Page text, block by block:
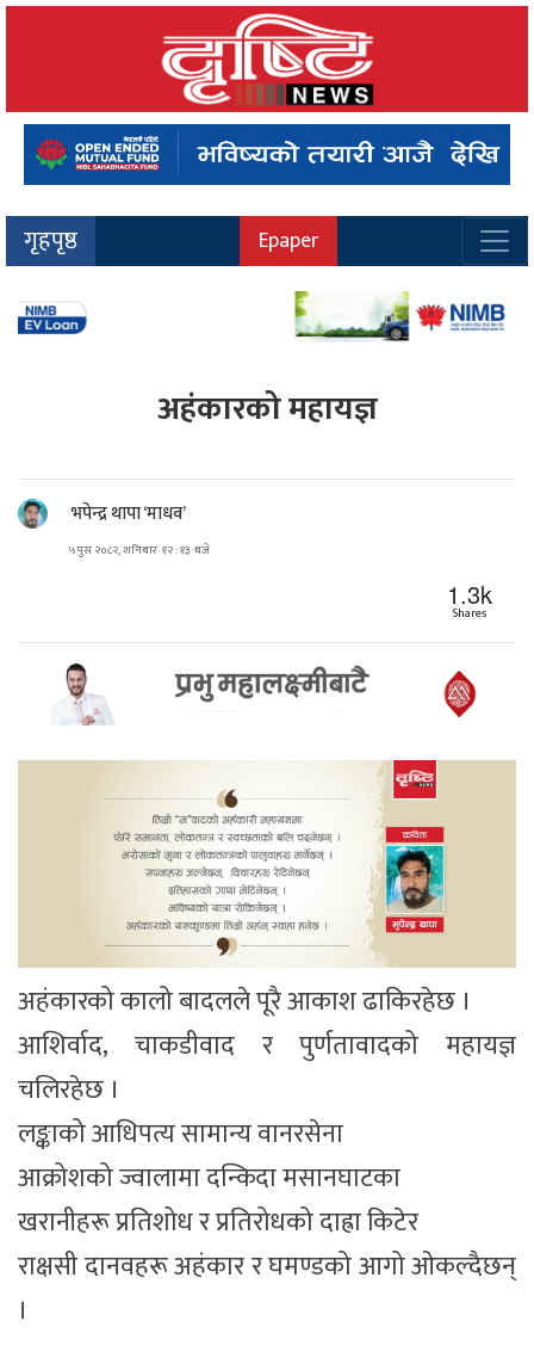
गृहपृष्ठ Epaper
अहंकारको महायज्ञ
भपेन्द्र थापा ‘माधव’
५ पुस २०८२, शनिबार १२ : १३ बजे
1.3k
Shares
अहंकारको कालो बादलले पूरै आकाश ढाकिरहेछ ।
आशिर्वाद, चाकडीवाद र पुर्णतावादको महायज्ञ
चलिरहेछ ।
लङ्काको आधिपत्य सामान्य वानरसेना
आक्रोशको ज्वालामा दन्किदा मसानघाटका
खरानीहरू प्रतिशोध र प्रतिरोधको दाह्रा किटेर
राक्षसी दानवहरू अहंकार र घमण्डको आगो ओकल्दैछन्
।